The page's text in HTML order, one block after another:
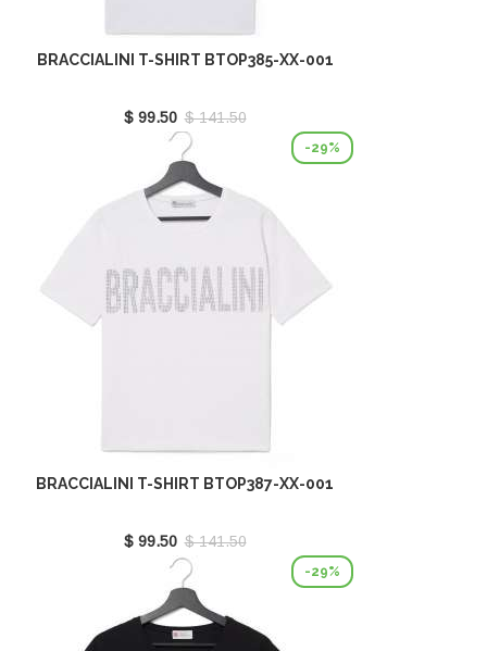
BRACCIALINI T-SHIRT BTOP385-XX-001
$ 99.50 $ 141.50
-29%
BRACCIALINI T-SHIRT BTOP387-XX-001
$ 99.50 $ 141.50
-29%